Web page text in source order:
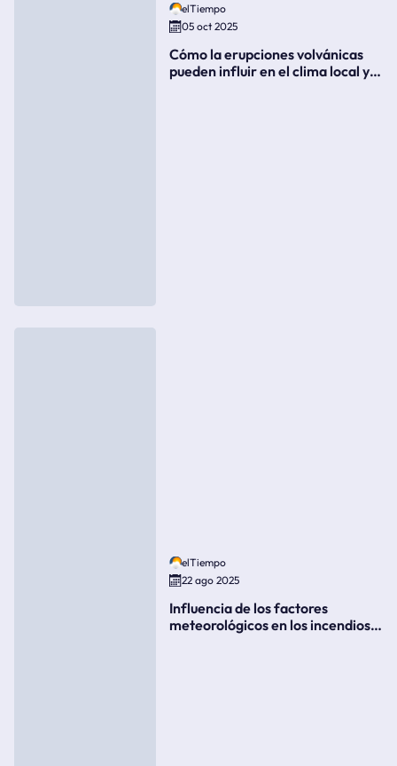
elTiempo
05 oct 2025
Cómo la erupciones volvánicas
pueden influir en el clima local y
elTiempo
22 ago 2025
Influencia de los factores
meteorológicos en los incendios